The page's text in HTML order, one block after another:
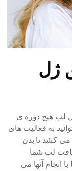
ژل
لب هیچ دوره ی
به فعالیت های
می کشد تا بدن
بافت لب شما
انجام آنها می